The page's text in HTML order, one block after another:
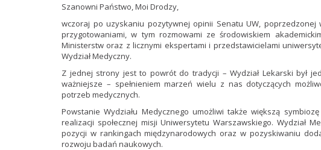
Szanowni Państwo, Moi Drodzy,
wczoraj po uzyskaniu pozytywnej opinii Senatu UW, poprzedzonej
przygotowaniami, w tym rozmowami ze środowiskiem
Ministerstw oraz z licznymi ekspertami i przedstawicielami
Wydział Medyczny.
Z jednej strony jest to powrót do tradycji – Wydział Lekarski był
ważniejsze – spełnieniem marzeń wielu z nas dotyczących
potrzeb medycznych.
Powstanie Wydziału Medycznego umożliwi także większą
realizacji społecznej misji Uniwersytetu Warszawskiego. Wydział
pozycji w rankingach międzynarodowych oraz w pozyskiwaniu
rozwoju badań naukowych.